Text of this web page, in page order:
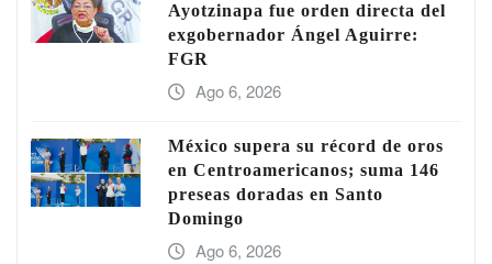
Ayotzinapa fue orden directa del
exgobernador Ángel Aguirre:
FGR
Ago 6, 2026
México supera su récord de oros
en Centroamericanos; suma 146
preseas doradas en Santo
Domingo
Ago 6, 2026